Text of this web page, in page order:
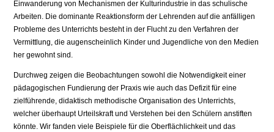
Einwande­rung von Mechanismen der Kulturindustrie in das schulische
Arbeiten. Die dominante Reaktionsform der Lehrenden auf die anfälligen
Probleme des Un­terrichts besteht in der Flucht zu den Verfahren der
Vermittlung, die augen­scheinlich Kinder und Jugendliche von den Medien
her gewohnt sind.
Durchweg zeigen die Beobachtungen sowohl die Notwendigkeit einer
pädagogischen Fundierung der Praxis wie auch das Defizit für eine
zielführende, didaktisch methodische Organisation des Unterrichts,
welcher über­haupt Urteilskraft und Verstehen bei den Schülern anstiften
könnte. Wir fan­den viele Beispiele für die Oberflächlichkeit und das